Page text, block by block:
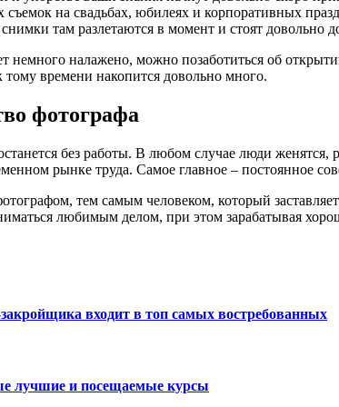
съемок на свадьбах, юбилеях и корпоративных
там разлетаются в момент и стоят довольно
немного налажено, можно позаботиться об
тому времени накопится довольно много.
фотографа
без работы. В любом случае люди
рынке труда. Самое главное – постоянное
тем самым человеком, который
любимым делом, при этом зарабатывая
входит в топ самых востребованных
лучшие и посещаемые курсы